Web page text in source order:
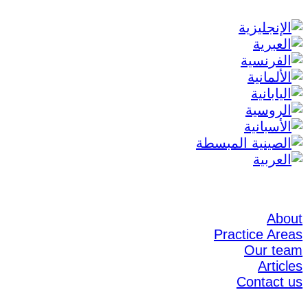
About
Practice Areas
Our team
Articles
Contact us